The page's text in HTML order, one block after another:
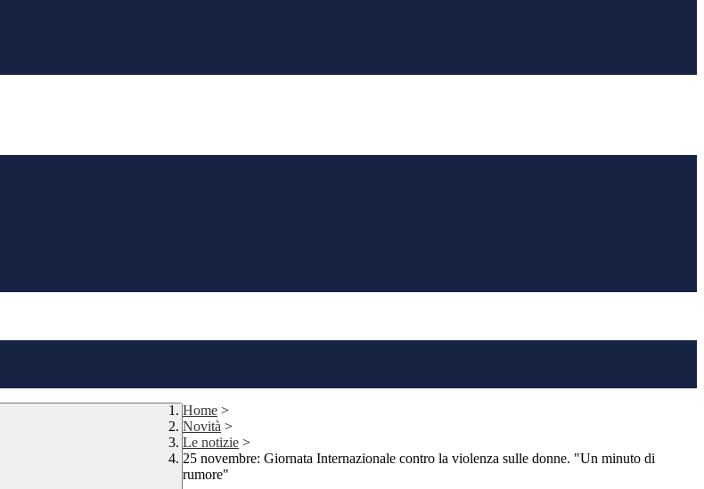
Home >
Novità >
Le notizie >
25 novembre: Giornata Internazionale contro la violenza sulle donne. "Un minuto di
rumore"